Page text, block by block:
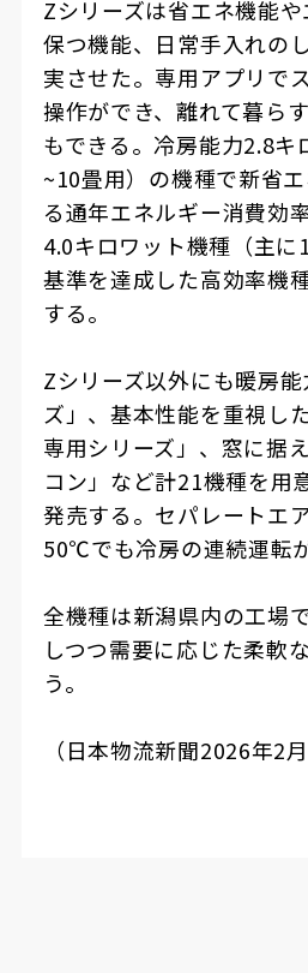
Zシリーズは省エネ機能
保つ機能、日常手入れの
実させた。専用アプリで
操作ができ、離れて暮ら
もできる。冷房能力2.8
~10畳用）の機種で新省
る通年エネルギー消費効
4.0キロワット機種（主
基準を達成した高効率機
する。
Zシリーズ以外にも暖房
ズ」、基本性能を重視し
専用シリーズ」、窓に据
コン」など計21機種を用
発売する。セパレートエ
50℃でも冷房の連続運転
全機種は新潟県内の工場
しつつ需要に応じた柔軟
う。
（日本物流新聞2026年2